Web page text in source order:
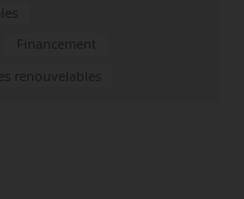
Financement
renouvelables